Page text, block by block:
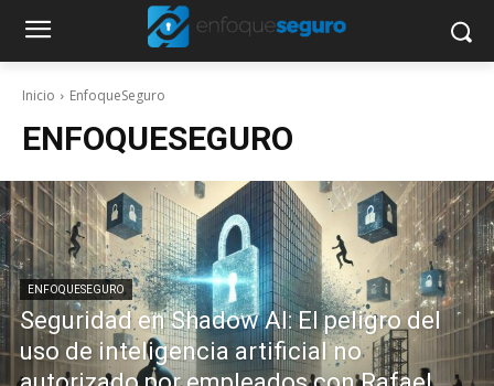
Inicio EnfoqueSeguro
ENFOQUESEGURO
ENFOQUESEGURO
Seguridad en Shadow AI: El peligro del
uso de inteligencia artificial no